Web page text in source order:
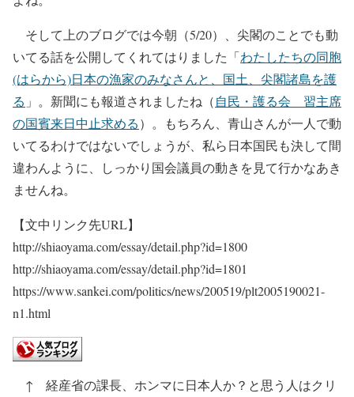
そして上のブログでは今朝（5/20）、尖閣のことでも動
いてる話を公開してくれてはりました「わたしたちの同胞
(はらから)日本の漁家のみなさんと、国土、尖閣諸島を護
る 」。新聞にも報道されましたね（自民・護る会 習主席
の国賓来日中止求める）。もちろん、青山さんが一人で動
いてるわけではないでしょうが、私ら日本国民も決して間
違わんように、しっかり国会議員の動きを見て行かなあき
ませんね。
【文中リンク先URL】
http://shiaoyama.com/essay/detail.php?id=1800
http://shiaoyama.com/essay/detail.php?id=1801
https://www.sankei.com/politics/news/200519/plt2005190021-
n1.html
↑ 経産省の課長、ホンマに日本人か？と思う人はクリ